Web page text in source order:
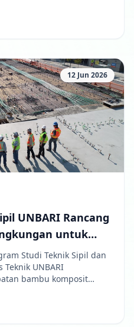
12 Jun 2026
UNBARI Rancang
untuk
Studi Teknik Sipil dan
Teknik UNBARI
bambu komposit